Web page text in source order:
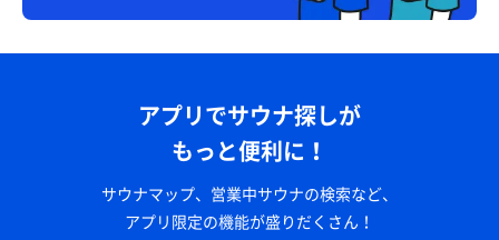
アプリでサウナ探しが
もっと便利に！
サウナマップ、営業中サウナの検索など、
アプリ限定の機能が盛りだくさん！